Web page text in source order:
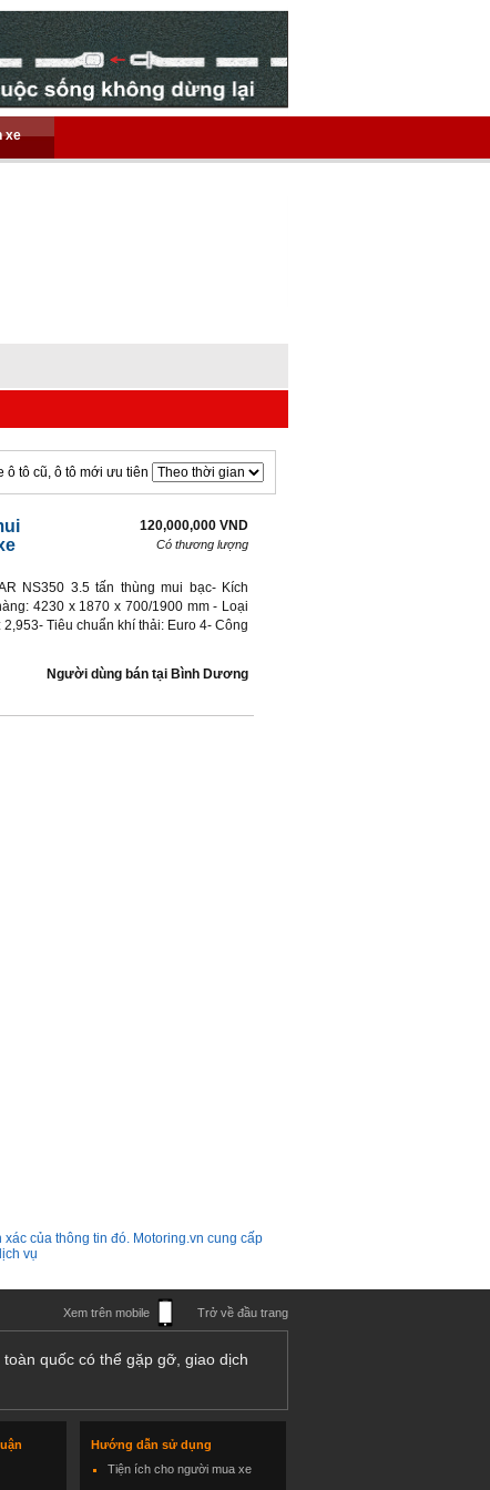
xe
ô tô cũ, ô tô mới ưu tiên
120,000,000 VND
Có thương lượng
NS350 3.5 tấn thùng mui bạc- Kích
4230 x 1870 x 700/1900 mm - Loại
Tiêu chuẩn khí thải: Euro 4- Công
Người dùng bán tại Bình Dương
của thông tin đó. Motoring.vn cung cấp
vụ
Xem trên mobile Trở về đầu trang
quốc có thể gặp gỡ, giao dịch
Hướng dẫn sử dụng
Tiện ích cho người mua xe